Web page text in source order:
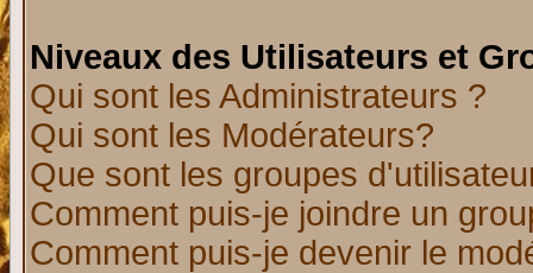
Niveaux des Utilisateurs et
Qui sont les Administrateurs ?
Qui sont les Modérateurs?
Que sont les groupes
Comment puis-je joindre un
Comment puis-je devenir le